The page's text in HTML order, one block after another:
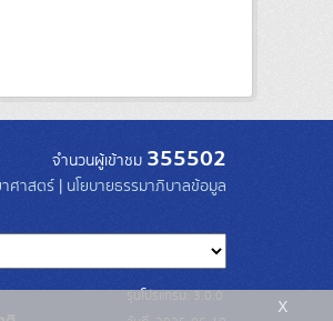
จำนวนผู้เข้าชม 355502
ศาสตร์ | นโยบายธรรมาภิบาลข้อมูล
รุ่นโปรแกรม: 3.0.0
x